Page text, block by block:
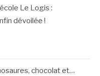
Le Logis :
dévoilée !
chocolat et…